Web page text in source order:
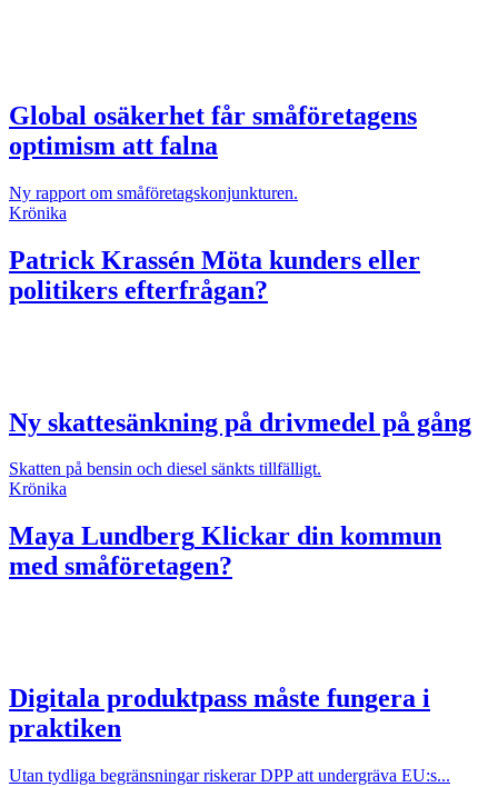
Global osäkerhet får småföretagens
optimism att falna
Ny rapport om småföretagskonjunkturen.
Krönika
Patrick Krassén Möta kunders eller
politikers efterfrågan?
Ny skattesänkning på drivmedel på gång
Skatten på bensin och diesel sänkts tillfälligt.
Krönika
Maya Lundberg Klickar din kommun
med småföretagen?
Digitala produktpass måste fungera i
praktiken
Utan tydliga begränsningar riskerar DPP att undergräva EU:s...